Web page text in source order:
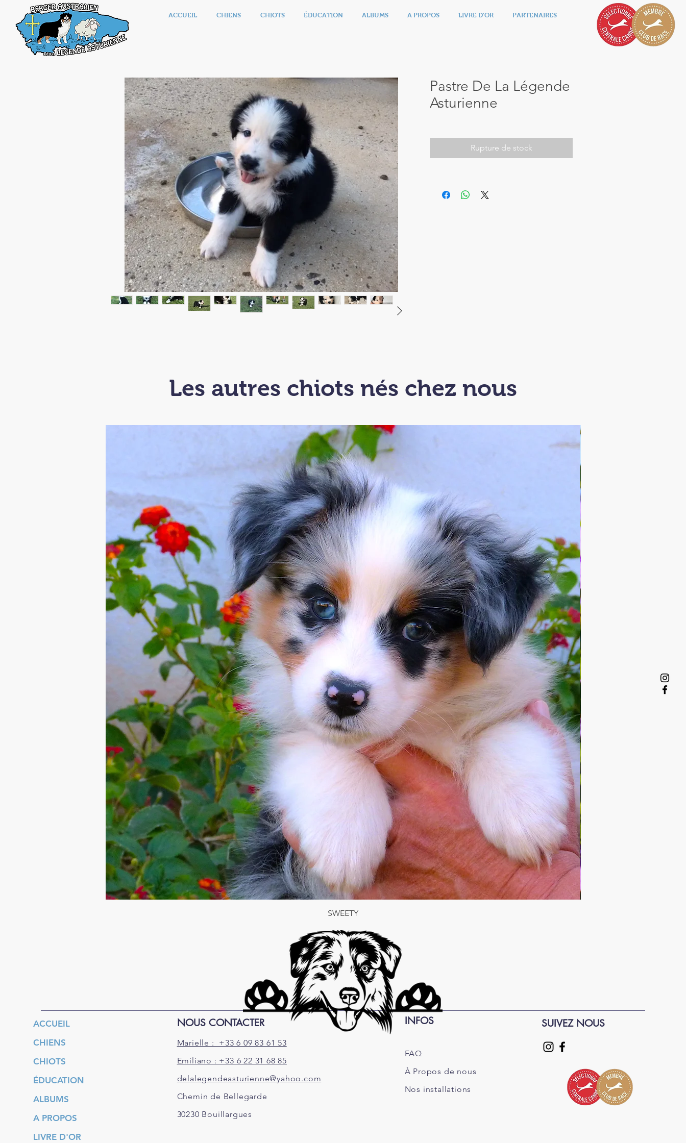
ACCUEIL CHIENS CHIOTS ÉDUCATION ALBUMS A PROPOS LIVRE D'OR PARTENAIRES
Pastre De La Légende
Asturienne
Rupture de stock
Les autres chiots nés chez nous
Aperçu rapide
SWEETY
ACCUEIL
CHIENS
CHIOTS
ÉDUCATION
ALBUMS
A PROPOS
LIVRE D'OR
NOUS CONTACTER
Marielle : +33 6 09 83 61 53
Emiliano : +33 6 22 31 68 85
delalegendeasturienne@yahoo.com
Chemin de Bellegarde
30230 Bouillargues
INFOS
FAQ
À Propos de nous
Nos installations
SUIVEZ NOUS